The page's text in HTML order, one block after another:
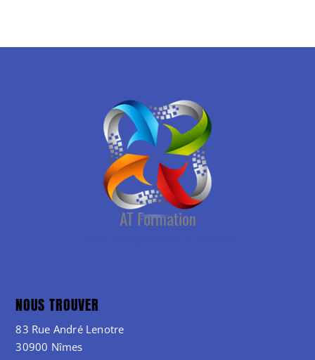
NOUS TROUVER
83 Rue André Lenotre
30900 Nîmes